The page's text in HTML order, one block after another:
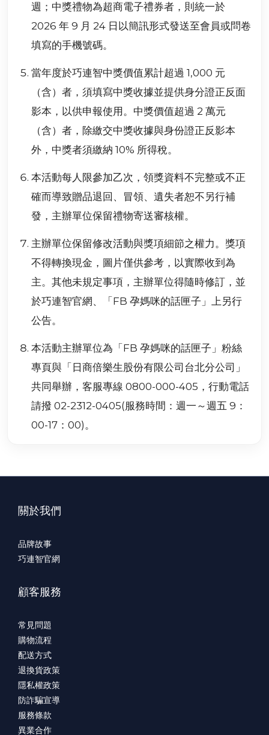
週；中獎禮物為超商電子禮券者，則統一於
2026 年 9 月 24 日以簡訊形式發送至會員或問卷
填寫的手機號碼。
當年度於巧連智中獎價值累計超過 1,000 元
（含）者，須填寫中獎收據並提供身分證正反面
影本，以供申報使用。中獎價值超過 2 萬元
（含）者，除繳交中獎收據與身份證正反影本
外，中獎者須繳納 10% 所得稅。
本活動每人限參加乙次，領獎資料不完整或不正
確而導致贈品退回、冒領、遺失者恕不另行補
發，主辦單位保留禮物寄送審核權。
主辦單位保留修改活動與獎項細節之權力。獎項
不得轉換現金，圖片僅供參考，以實際收到為
主。其他未規定事項，主辦單位得隨時修訂，並
於巧連智官網、「FB 孕媽咪的話匣子」上另行
公告。
本活動主辦單位為「FB 孕媽咪的話匣子」粉絲
專頁與「日商倍樂生股份有限公司台北分公司」
共同舉辦，客服專線 0800-000-405，行動電話
請撥 02-2312-0405(服務時間：週一～週五 9：
00-17：00)。
關於我們
品牌故事
巧連智官網
顧客服務
常見問題
購物流程
配送方式
退換貨政策
隱私權政策
防詐騙宣導
服務條款
異業合作